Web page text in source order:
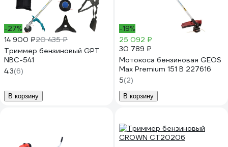
-27%
14 900 ₽20 435 ₽
Триммер бензиновый GPT
NBC-541
4.3(6)
В корзину
-19%
25 092 ₽
30 789 ₽
Мотокоса бензиновая GEOS
Max Premium 151 B 227616
5(2)
В корзину